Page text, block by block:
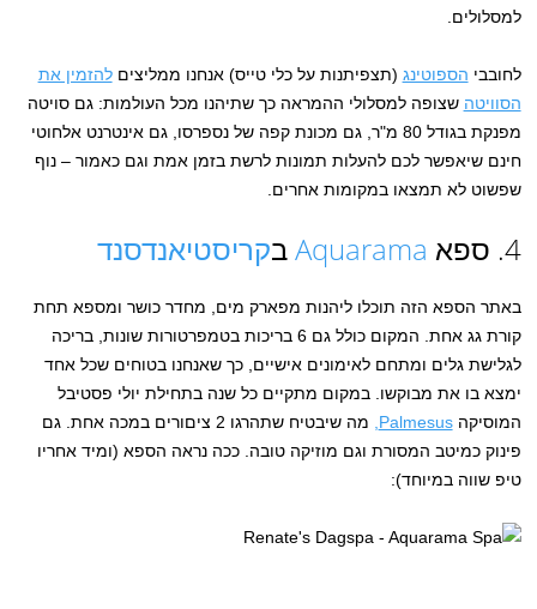
למסלולים.
לחובבי הספוטינג (תצפיתנות על כלי טייס) אנחנו ממליציםלהזמין את
הסוויטה שצופה למסלולי ההמראה כך שתיהנו מכל העולמות: גם סויטה
מפנקת בגודל 80 מ"ר, גם מכונת קפה של נספרסו, גם אינטרנט אלחוטי
חינם שיאפשר לכם להעלות תמונות לרשת בזמן אמת וגם כאמור – נוף
שפשוט לא תמצאו במקומות אחרים.
4. ספא Aquaramaבקריסטיאנדסנד
באתר הספא הזה תוכלו ליהנות מפארק מים, מחדר כושר ומספא תחת
קורת גג אחת. המקום כולל גם 6 בריכות בטמפרטורות שונות, בריכה
לגלישת גלים ומתחם לאימונים אישיים, כך שאנחנו בטוחים שכל אחד
ימצא בו את מבוקשו. במקום מתקיים כל שנה בתחילת יולי פסטיבל
המוסיקהPalmesus,
מה שיבטיח שתהרגו 2 ציםורים במכה אחת. גם
פינוק כמיטב המסורת וגם מוזיקה טובה. ככה נראה הספא (ומיד אחריו
טיפ שווה במיוחד):